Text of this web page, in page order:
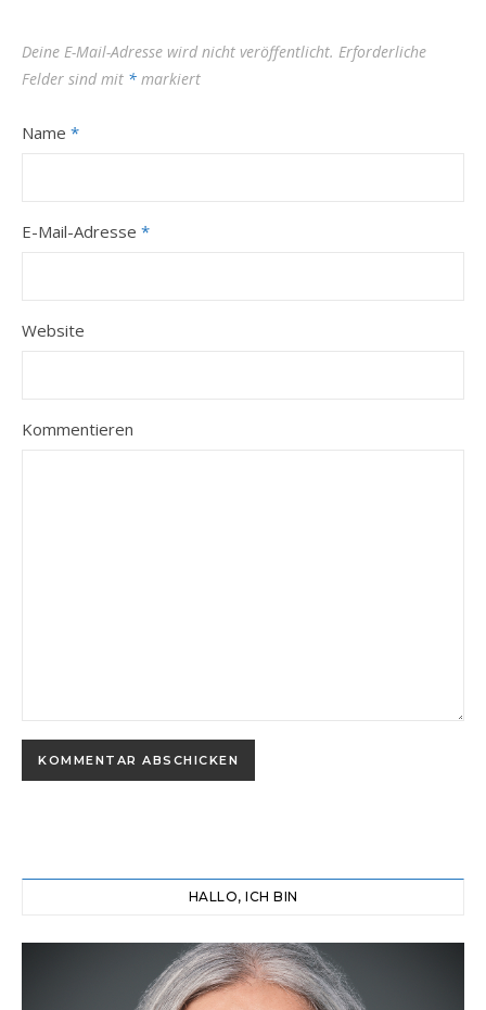
Deine E-Mail-Adresse wird nicht veröffentlicht. Erforderliche
Felder sind mit * markiert
Name *
E-Mail-Adresse *
Website
Kommentieren
HALLO, ICH BIN